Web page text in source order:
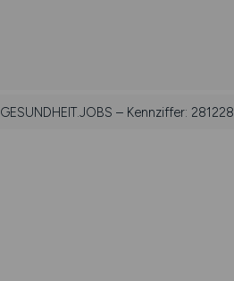
– Kennziffer: 281228